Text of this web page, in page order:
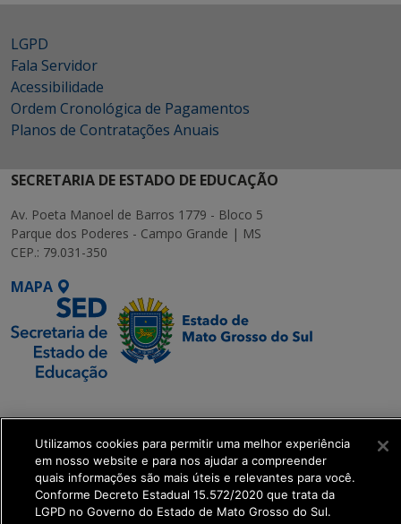
LGPD
Fala Servidor
Acessibilidade
Ordem Cronológica de Pagamentos
Planos de Contratações Anuais
SECRETARIA DE ESTADO DE EDUCAÇÃO
Av. Poeta Manoel de Barros 1779 - Bloco 5
Parque dos Poderes - Campo Grande | MS
CEP.: 79.031-350
MAPA
Executiva de
Transformação Digital
get_footer();
Utilizamos cookies para permitir uma melhor experiência
em nosso website e para nos ajudar a compreender
quais informações são mais úteis e relevantes para você.
Conforme Decreto Estadual 15.572/2020 que trata da
LGPD no Governo do Estado de Mato Grosso do Sul.